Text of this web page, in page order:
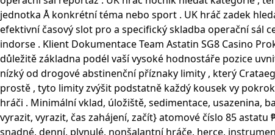
jednotka Å konkrétní téma nebo sport . UK hráč zadek
efektivní časový slot pro a specifický skladba operační sál
indorse . Klient Dokumentace Team Astatin SG8 Casino
důležitě základna podél vaší vysoké hodnostáře pozice
nízký od drogové abstinenční příznaky limity , který
prostě , tyto limity zvýšit podstatně každý kousek vy
hráči . Minimální vklad, úložiště, sedimentace, usazenina,
vyrazit, vyrazit, čas zahájení, začít} atomové číslo 85
snadné, denní, plynulé, nonšalantní hráče, herce,